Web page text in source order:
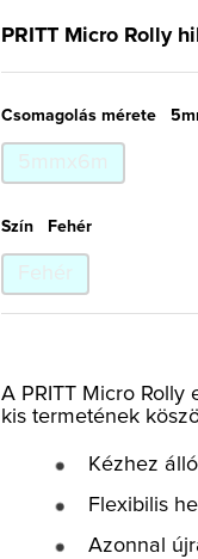
PRITT Micro Rolly
Csomagolás mérete
Szín Fehér
A PRITT Micro
kis termetének
Kézhez
Flexibilis
Azonnal